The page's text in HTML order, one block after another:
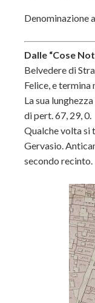
Denominazione
Dalle “Cose
Belvedere di
Felice, e
La sua
di pert. 67, 29, 0.
Qualche volta si
Gervasio.
secondo recinto.